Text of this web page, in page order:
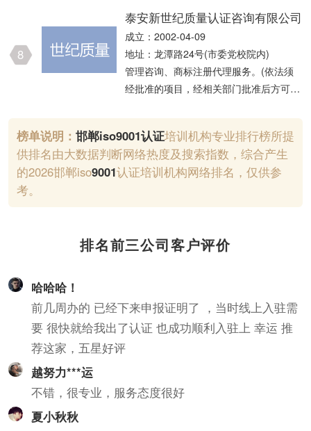
询服务；节能管理服务；森林固碳服务；
碳减排、碳转化、碳捕捉、碳封存技术研
发；技术服务、技术开发、技术咨询、技
术交流、技术转让、技术推广；业务培训
（不含教育培训、职业技能培训等需取得
相关部门批准后方可开展经营活动）。
8
泰安新世纪质量认证咨询有限公司
成立：2002-04-09
地址：龙潭路24号(市委党校院内)
管理咨询、商标注册代理服务。(依法须
经批准的项目，经相关部门批准后方可开
榜单说明： 邯郸iso9001认证培训机构专业排行榜所提
供排名由大数据判断网络热度及搜索指数，综合产生
的2026邯郸iso9001认证培训机构网络排名，仅供参
考。
排名前三公司客户评价
哈哈哈！
前几周办的 已经下来申报证明了 ，当时线上入驻需
要 很快就给我出了认证 也成功顺利入驻上 幸运 推
荐这家，五星好评
越努力***运
不错，很专业，服务态度很好
夏小秋秋